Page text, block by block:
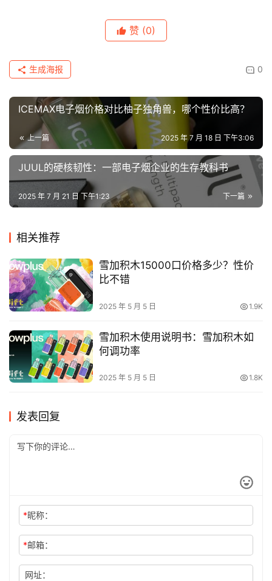
赞 (0)
0
生成海报
ICEMAX电子烟价格对比柚子独角兽，哪个性价比高？
上一篇 2025 年 7 月 18 日 下午3:06
JUUL的硬核韧性：一部电子烟企业的生存教科书
下一篇
2025 年 7 月 21 日 下午1:23
相关推荐
雪加积木15000口价格多少？性价
比不错
2025 年 5 月 5 日 1.9K
雪加积木使用说明书：雪加积木如
何调功率
2025 年 5 月 5 日 1.8K
发表回复
*昵称：
*邮箱：
网址：